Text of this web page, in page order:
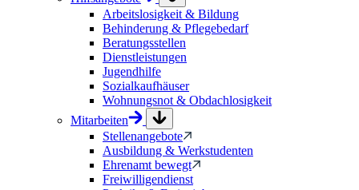
Arbeitslosigkeit & Bildung
Behinderung & Pflegebedarf
Beratungsstellen
Dienstleistungen
Jugendhilfe
Sozialkaufhäuser
Wohnungsnot & Obdachlosigkeit
Mitarbeiten
Stellenangebote
Ausbildung & Werkstudenten
Ehrenamt bewegt
Freiwilligendienst